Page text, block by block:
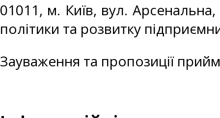
01011, м. Київ, вул.
політики та розвитку
Зауваження та пропозиції